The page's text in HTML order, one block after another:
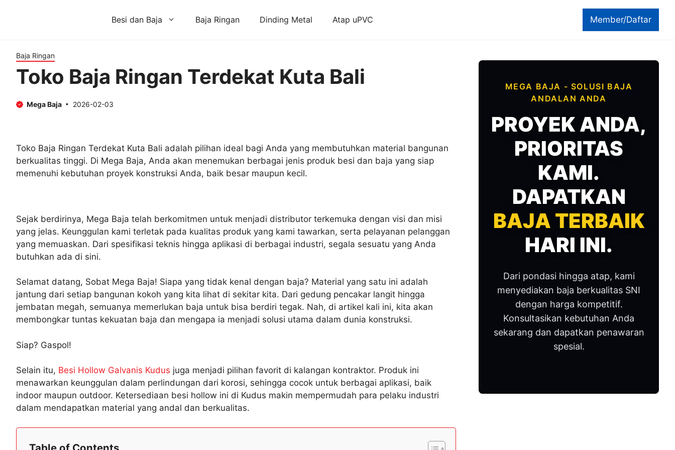
Member/Daftar
Besi dan Baja Baja Ringan Dinding Metal Atap uPVC
Baja Ringan
Toko Baja Ringan Terdekat Kuta Bali
Mega Baja 2026-02-03
Toko Baja Ringan Terdekat Kuta Bali adalah pilihan ideal bagi Anda yang membutuhkan material bangunan
berkualitas tinggi. Di Mega Baja, Anda akan menemukan berbagai jenis produk besi dan baja yang siap
memenuhi kebutuhan proyek konstruksi Anda, baik besar maupun kecil.
Sejak berdirinya, Mega Baja telah berkomitmen untuk menjadi distributor terkemuka dengan visi dan misi
yang jelas. Keunggulan kami terletak pada kualitas produk yang kami tawarkan, serta pelayanan pelanggan
yang memuaskan. Dari spesifikasi teknis hingga aplikasi di berbagai industri, segala sesuatu yang Anda
butuhkan ada di sini.
Selamat datang, Sobat Mega Baja! Siapa yang tidak kenal dengan baja? Material yang satu ini adalah
jantung dari setiap bangunan kokoh yang kita lihat di sekitar kita. Dari gedung pencakar langit hingga
jembatan megah, semuanya memerlukan baja untuk bisa berdiri tegak. Nah, di artikel kali ini, kita akan
membongkar tuntas kekuatan baja dan mengapa ia menjadi solusi utama dalam dunia konstruksi.
Siap? Gaspol!
Selain itu, Besi Hollow Galvanis Kudus juga menjadi pilihan favorit di kalangan kontraktor. Produk ini
menawarkan keunggulan dalam perlindungan dari korosi, sehingga cocok untuk berbagai aplikasi, baik
indoor maupun outdoor. Ketersediaan besi hollow ini di Kudus makin mempermudah para pelaku industri
dalam mendapatkan material yang andal dan berkualitas.
Table of Contents
MEGA BAJA - SOLUSI BAJA
ANDALAN ANDA
PROYEK ANDA,
PRIORITAS
KAMI.
DAPATKAN
BAJA TERBAIK
HARI INI.
Dari pondasi hingga atap, kami
menyediakan baja berkualitas SNI
dengan harga kompetitif.
Konsultasikan kebutuhan Anda
sekarang dan dapatkan penawaran
spesial.